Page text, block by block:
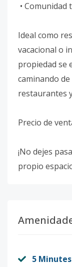
•
Ideal como
vacacional o
propiedad se
caminando
restaurantes
Precio de
¡No dejes
propio
5